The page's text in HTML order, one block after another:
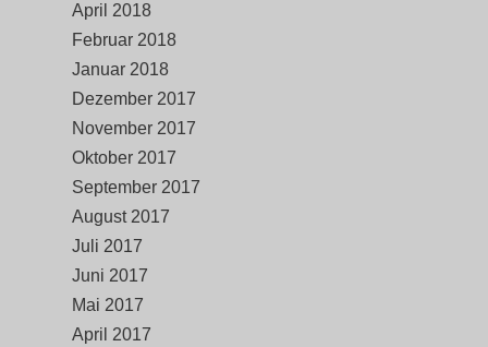
April 2018
Februar 2018
Januar 2018
Dezember 2017
November 2017
Oktober 2017
September 2017
August 2017
Juli 2017
Juni 2017
Mai 2017
April 2017